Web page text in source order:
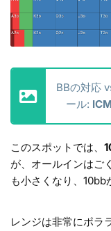
BBの対応
ール:
このスポットでは、
が、オールインはご
も小さくなり、10bb
レンジは非常にポラ